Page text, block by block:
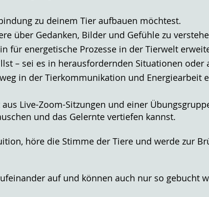
zu deinem Tier aufbauen möchtest.
über Gedanken, Bilder und Gefühle zu
für energetische Prozesse in der Tierwelt
– sei es in herausfordernden Situationen oder
in der Tierkommunikation und Energiearbeit
aus Live-Zoom-Sitzungen und einer
und das Gelernte vertiefen kannst.
höre die Stimme der Tiere und werde zur
auf und können auch nur so gebucht